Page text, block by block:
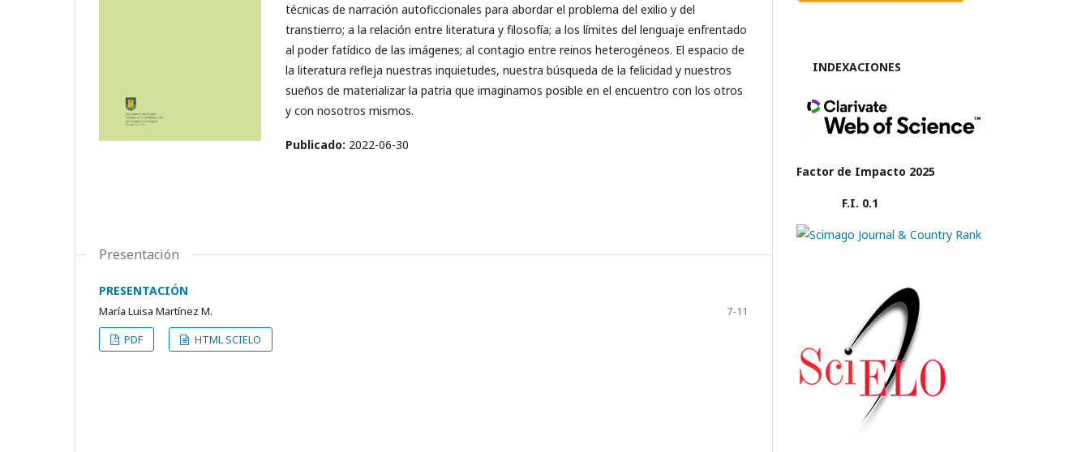
técnicas de narración autoficcionales para abordar el problema del exilio y del
transtierro; a la relación entre literatura y filosofía; a los límites del lenguaje enfrentado
al poder fatídico de las imágenes; al contagio entre reinos heterogéneos. El espacio de
la literatura refleja nuestras inquietudes, nuestra búsqueda de la felicidad y nuestros
sueños de materializar la patria que imaginamos posible en el encuentro con los otros
y con nosotros mismos.
Publicado: 2022-06-30
Presentación
PRESENTACIÓN
María Luisa Martínez M.
7-11
PDF
HTML SCIELO
INDEXACIONES
Factor de Impacto 2025
F.I. 0.1